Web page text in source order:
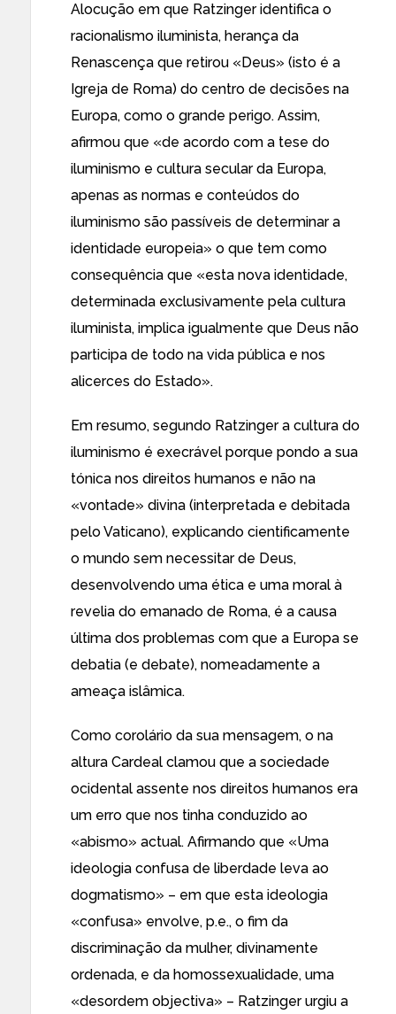
Alocução em que Ratzinger identifica o
racionalismo iluminista, herança da
Renascença que retirou «Deus» (isto é a
Igreja de Roma) do centro de decisões na
Europa, como o grande perigo. Assim,
afirmou que «de acordo com a tese do
iluminismo e cultura secular da Europa,
apenas as normas e conteúdos do
iluminismo são passíveis de determinar a
identidade europeia» o que tem como
consequência que «esta nova identidade,
determinada exclusivamente pela cultura
iluminista, implica igualmente que Deus não
participa de todo na vida pública e nos
alicerces do Estado».
Em resumo, segundo Ratzinger a cultura do
iluminismo é execrável porque pondo a sua
tónica nos direitos humanos e não na
«vontade» divina (interpretada e debitada
pelo Vaticano), explicando cientificamente
o mundo sem necessitar de Deus,
desenvolvendo uma ética e uma moral à
revelia do emanado de Roma, é a causa
última dos problemas com que a Europa se
debatia (e debate), nomeadamente a
ameaça islâmica.
Como corolário da sua mensagem, o na
altura Cardeal clamou que a sociedade
ocidental assente nos direitos humanos era
um erro que nos tinha conduzido ao
«abismo» actual. Afirmando que «Uma
ideologia confusa de liberdade leva ao
dogmatismo» – em que esta ideologia
«confusa» envolve, p.e., o fim da
discriminação da mulher, divinamente
ordenada, e da homossexualidade, uma
«desordem objectiva» – Ratzinger urgiu a